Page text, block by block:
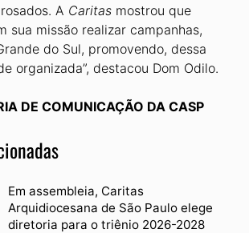
A Caritas mostrou que
sua missão realizar campanhas,
do Sul, promovendo, dessa
organizada”, destacou Dom Odilo.
DE COMUNICAÇÃO DA CASP
Em assembleia, Caritas
Arquidiocesana de São Paulo elege
diretoria para o triênio 2026-2028